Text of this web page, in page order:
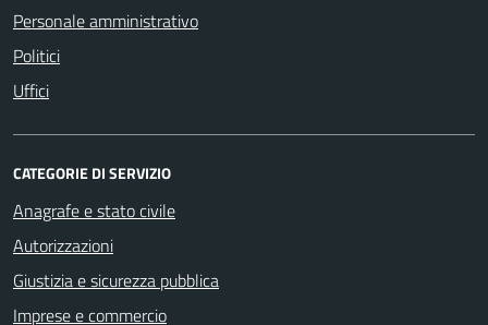
Personale amministrativo
Politici
Uffici
CATEGORIE DI SERVIZIO
Anagrafe e stato civile
Autorizzazioni
Giustizia e sicurezza pubblica
Imprese e commercio